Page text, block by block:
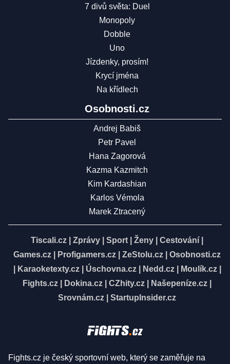
7 divů světa: Duel
Monopoly
Dobble
Uno
Jízdenky, prosím!
Krycí jména
Na křídlech
Osobnosti.cz
Andrej Babiš
Petr Pavel
Hana Zagorová
Kazma Kazmitch
Kim Kardashian
Karlos Vémola
Marek Ztracený
Tiscali.cz Zprávy Sport Ženy Cestování
Games.cz
Profigamers.cz ZeStolu.cz
Osobnosti.cz
Karaoketexty.cz| Úschovna.cz| Nedd.cz| Moulík.cz|
Fights.cz
Dokina.cz CZhity.cz Našepeníze.cz
Srovnám.cz
StartupInsider.cz
Fights.cz je český sportovní web, který se zaměřuje na